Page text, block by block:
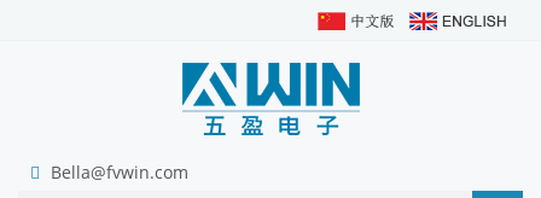
Bella@fvwin.com